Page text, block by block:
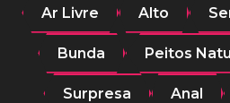
Ar Livre Alto
Bunda Peitos
Surpresa Anal